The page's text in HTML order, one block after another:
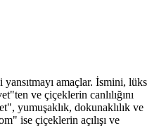
amaçlar. İsmini, lüks
ve çiçeklerin canlılığını
yumuşaklık, dokunaklılık ve
ise çiçeklerin açılışı ve